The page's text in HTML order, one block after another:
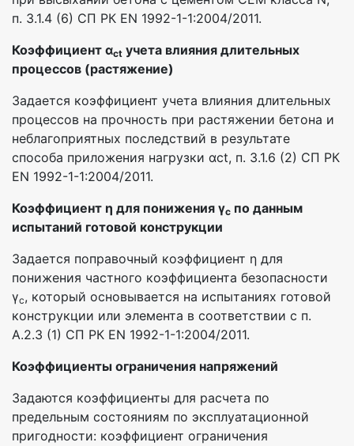
п. 3.1.4 (6) СП РК EN 1992-1-1:2004/2011.
Коэффициент αct учета влияния длительных
процессов (растяжение)
Задается коэффициент учета влияния длительных
процессов на прочность при растяжении бетона и
неблагоприятных последствий в результате
способа приложения нагрузки αct, п. 3.1.6 (2) СП РК
EN 1992-1-1:2004/2011.
Коэффициент η для понижения γc по данным
испытаний готовой конструкции
Задается поправочный коэффициент η для
понижения частного коэффициента безопасности
γc, который основывается на испытаниях готовой
конструкции или элемента в соответствии с п.
А.2.3 (1) СП РК EN 1992-1-1:2004/2011.
Коэффициенты ограничения напряжений
Задаются коэффициенты для расчета по
предельным состояниям по эксплуатационной
пригодности: коэффициент ограничения